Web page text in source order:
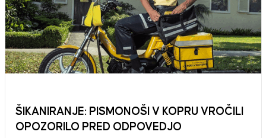
ŠIKANIRANJE: PISMONOŠI V KOPRU VROČILI
OPOZORILO PRED ODPOVEDJO